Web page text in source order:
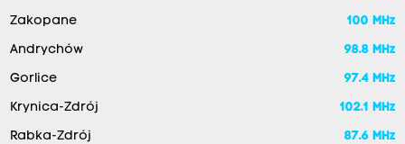
Zakopane 100 MHz
Andrychów 98.8 MHz
Gorlice 97.4 MHz
Krynica-Zdrój 102.1 MHz
Rabka-Zdrój 87.6 MHz